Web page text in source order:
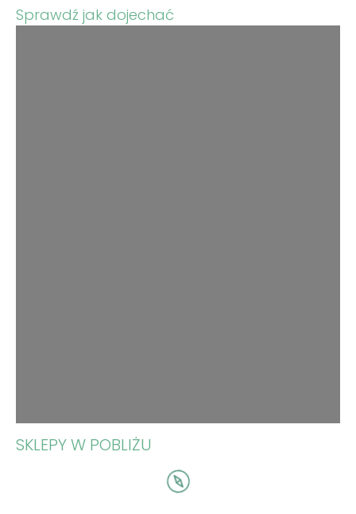
Sprawdź jak dojechać
SKLEPY W POBLIŻU